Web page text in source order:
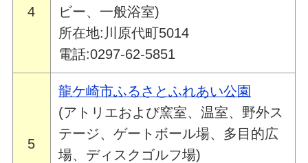
4
ビー、一般浴室)
所在地:川原代町5014
電話:0297-62-5851
5
龍ケ崎市ふるさとふれあい公園
(アトリエおよび窯室、温室、野外ス
テージ、ゲートボール場、多目的広
場、ディスクゴルフ場)